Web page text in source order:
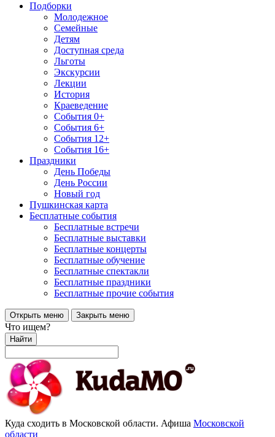
Подборки
Молодежное
Семейные
Детям
Доступная среда
Льготы
Экскурсии
Лекции
История
Краеведение
События 0+
События 6+
События 12+
События 16+
Праздники
День Победы
День России
Новый год
Пушкинская карта
Бесплатные события
Бесплатные встречи
Бесплатные выставки
Бесплатные концерты
Бесплатные обучение
Бесплатные спектакли
Бесплатные праздники
Бесплатные прочие события
Открыть меню Закрыть меню
Что ищем?
Найти
Куда сходить в Московской области. Афиша Московской
области